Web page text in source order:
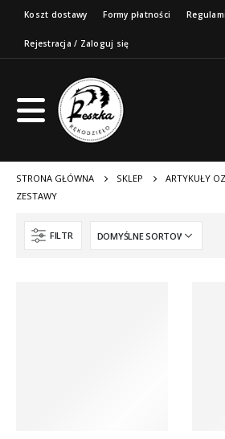
Koszt dostawy Formy płatności
Rejestracja / Zaloguj się
STRONA GŁÓWNA SKLEP
ARTYKUŁY
ZESTAWY
FILTR